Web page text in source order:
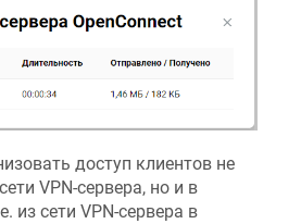
доступ клиентов не
VPN-сервера, но и в
из сети VPN-сервера в